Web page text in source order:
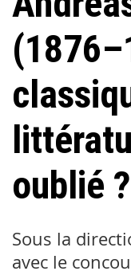
oublié ?
Sous la
avec le